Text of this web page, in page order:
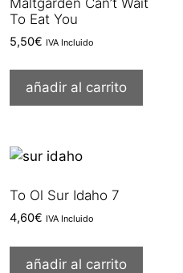
To Eat You
5,50€ IVA Incluido
añadir al carrito
To Ol Sur Idaho 7
4,60€ IVA Incluido
añadir al carrito